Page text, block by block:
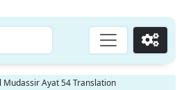
Go
Mudassir Ayat 54 Translation